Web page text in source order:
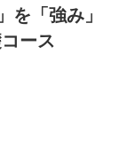
を「強み」
ース